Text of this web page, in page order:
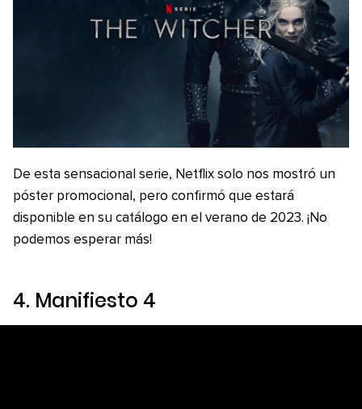
De esta sensacional serie, Netflix solo nos mostró un
póster promocional, pero confirmó que estará
disponible en su catálogo en el verano de 2023. ¡No
podemos esperar más!
4. Manifiesto 4